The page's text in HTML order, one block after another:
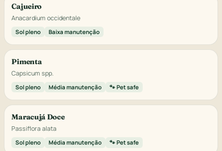
Cajueiro
Anacardium occidentale
Sol pleno Baixa manutenção
Pimenta
Capsicum spp.
Sol pleno Média manutenção 🐾 Pet safe
Maracujá Doce
Passiflora alata
Sol pleno Média manutenção 🐾 Pet safe